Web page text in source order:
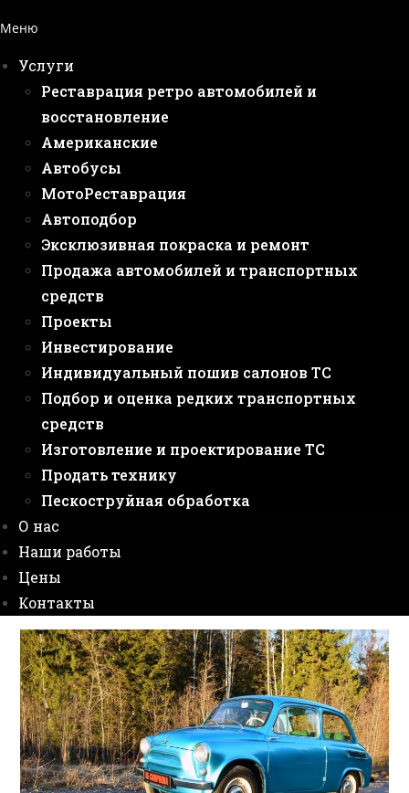
Меню
Услуги
Реставрация ретро автомобилей и
восстановление
Американские
Автобусы
МотоРеставрация
Автоподбор
Эксклюзивная покраска и ремонт
Продажа автомобилей и транспортных
средств
Проекты
Инвестирование
Индивидуальный пошив салонов ТС
Подбор и оценка редких транспортных
средств
Изготовление и проектирование ТС
Продать технику
Пескоструйная обработка
О нас
Наши работы
Цены
Контакты